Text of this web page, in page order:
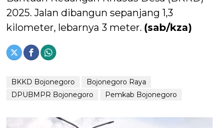
2025. Jalan dibangun sepanjang 1,3
kilometer, lebarnya 3 meter. (sab/kza)
BKKD Bojonegoro
Bojonegoro Raya
DPUBMPR Bojonegoro
Pemkab Bojonegoro